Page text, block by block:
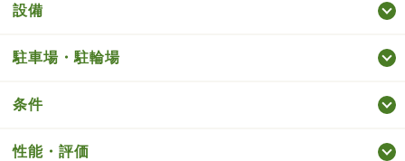
設備
駐車場・駐輪場
条件
性能・評価